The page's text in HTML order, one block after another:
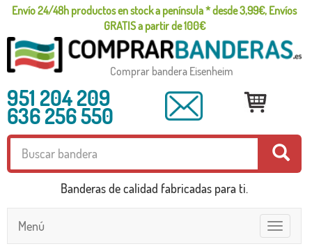
Envío 24/48h productos en stock a península * desde 3,99€, Envíos
GRATIS a partir de 100€
Comprar bandera Eisenheim
951 204 209
636 256 550
Banderas de calidad fabricadas para ti.
Toggle
navigation
Menú